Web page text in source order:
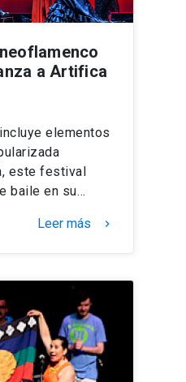
a Artifica
elementos
este festival
baile en su…
Leer más keyboard_arrow_right